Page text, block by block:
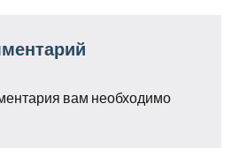
вам необходимо